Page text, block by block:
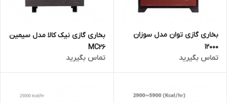
بخاری گازی توان مدل سوزان
12000
تماس بگیرید
بخاری گازی نیک کالا مدل سیمین
MC26
تماس بگیرید